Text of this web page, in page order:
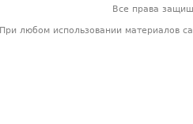
Все права
При любом использовании материалов